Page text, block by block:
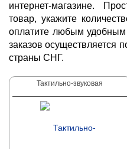
интернет-магазине.
товар, укажите
оплатите любым удобным
заказов осуществляется
страны СНГ.
Тактильно-звуковая